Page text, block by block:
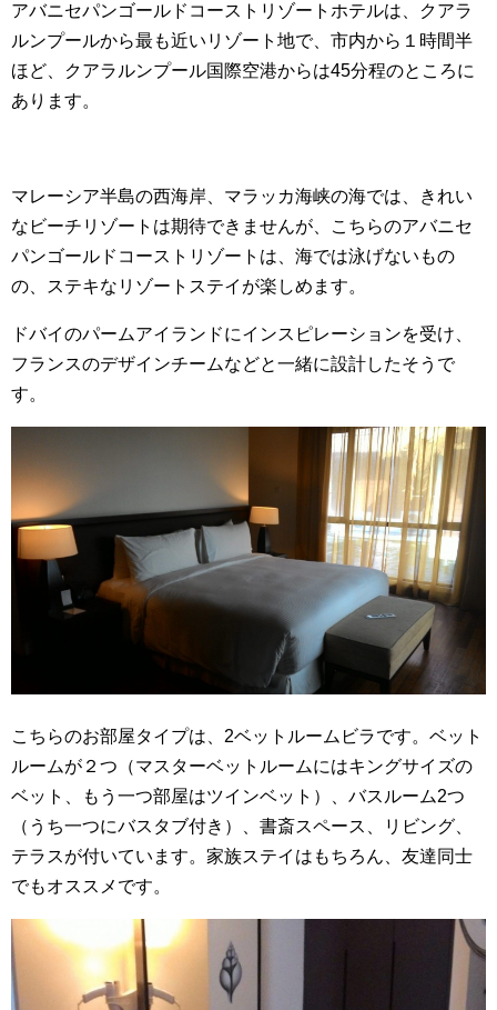
アバニセパンゴールドコーストリゾートホテルは、クアラ
ルンプールから最も近いリゾート地で、市内から１時間半
ほど、クアラルンプール国際空港からは45分程のところに
あります。
マレーシア半島の西海岸、マラッカ海峡の海では、きれい
なビーチリゾートは期待できませんが、こちらのアバニセ
パンゴールドコーストリゾートは、海では泳げないもの
の、ステキなリゾートステイが楽しめます。
ドバイのパームアイランドにインスピレーションを受け、
フランスのデザインチームなどと一緒に設計したそうで
す。
こちらのお部屋タイプは、2ベットルームビラです。ベット
ルームが２つ（マスターベットルームにはキングサイズの
ベット、もう一つ部屋はツインベット）、バスルーム2つ
（うち一つにバスタブ付き）、書斎スペース、リビング、
テラスが付いています。家族ステイはもちろん、友達同士
でもオススメです。